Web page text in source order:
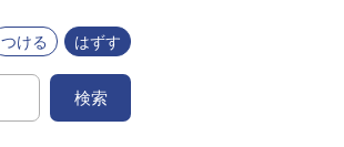
つける はずす
検索